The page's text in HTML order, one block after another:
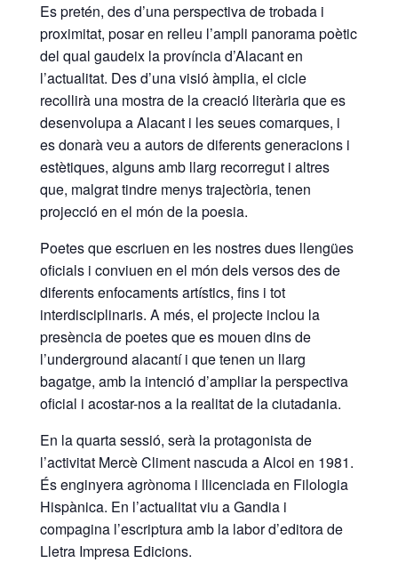
Es pretén, des d’una perspectiva de trobada i
proximitat, posar en relleu l’ampli panorama poètic
del qual gaudeix la província d’Alacant en
l’actualitat. Des d’una visió àmplia, el cicle
recollirà una mostra de la creació literària que es
desenvolupa a Alacant i les seues comarques, i
es donarà veu a autors de diferents generacions i
estètiques, alguns amb llarg recorregut i altres
que, malgrat tindre menys trajectòria, tenen
projecció en el món de la poesia.
Poetes que escriuen en les nostres dues llengües
oficials i conviuen en el món dels versos des de
diferents enfocaments artístics, fins i tot
interdisciplinaris. A més, el projecte inclou la
presència de poetes que es mouen dins de
l’underground alacantí i que tenen un llarg
bagatge, amb la intenció d’ampliar la perspectiva
oficial i acostar-nos a la realitat de la ciutadania.
En la quarta sessió, serà la protagonista de
l’activitat Mercè Climent nascuda a Alcoi en 1981.
És enginyera agrònoma i llicenciada en Filologia
Hispànica. En l’actualitat viu a Gandia i
compagina l’escriptura amb la labor d’editora de
Lletra Impresa Edicions.